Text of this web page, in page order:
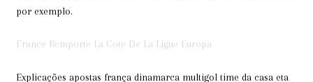
por exemplo.
France Remporte La Cote De La Ligue Europa
Explicações apostas frança dinamarca multigol time da casa eta